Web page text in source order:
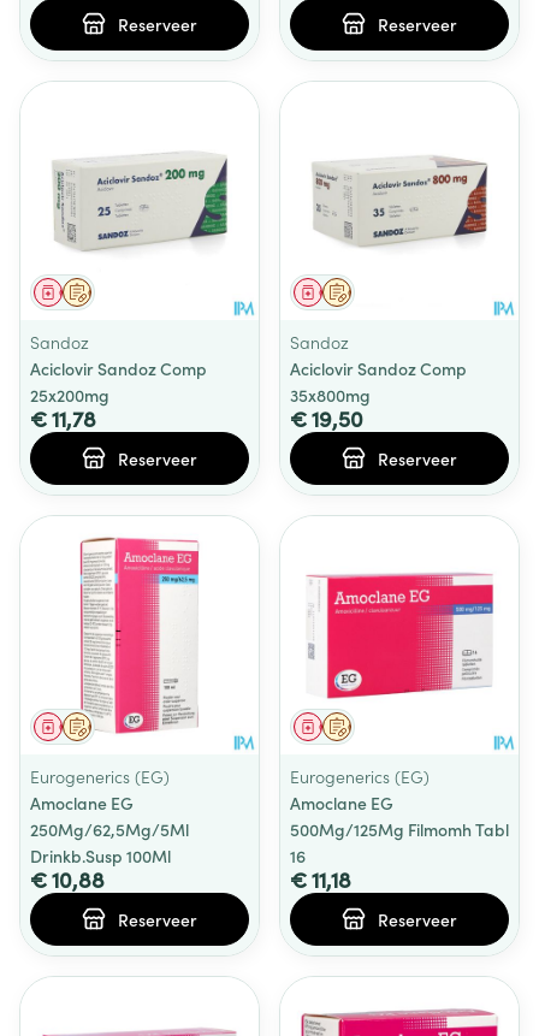
Reserveer Reserveer
Op voorschrift
Geneesmiddel
Sandoz
Aciclovir Sandoz Comp
25x200mg
€ 11,78
Reserveer
Op voorschrift
Geneesmiddel
Sandoz
Aciclovir Sandoz Comp
35x800mg
€ 19,50
Reserveer
Op voorschrift
Geneesmiddel
Eurogenerics (EG)
Amoclane EG
250Mg/62,5Mg/5Ml
Drinkb.Susp 100Ml
€ 10,88
Reserveer
Op voorschrift
Geneesmiddel
Eurogenerics (EG)
Amoclane EG
500Mg/125Mg Filmomh Tabl
16
€ 11,18
Reserveer